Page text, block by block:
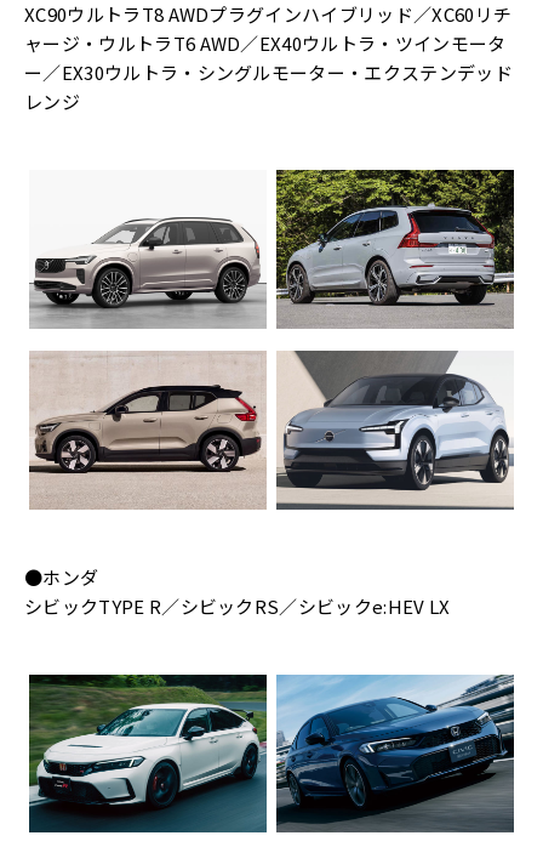
XC90ウルトラT8 AWDプラグインハイブリッド／XC60リチ
ャージ・ウルトラT6 AWD／EX40ウルトラ・ツインモータ
ー／EX30ウルトラ・シングルモーター・エクステンデッド
レンジ
●ホンダ
シビックTYPE R／シビックRS／シビックe:HEV LX